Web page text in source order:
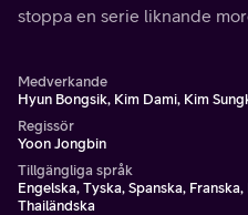
stoppa en serie liknande
Medverkande
Hyun Bongsik, Kim Dami, Kim
Regissör
Yoon Jongbin
Tillgängliga språk
Engelska, Tyska, Spanska,
Thailändska